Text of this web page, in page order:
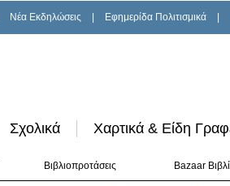
Νέα Εκδηλώσεις Εφημερίδα Πολιτισμικά
Σχολικά Χαρτικά & Είδη
Βιβλιοπροτάσεις Bazaar